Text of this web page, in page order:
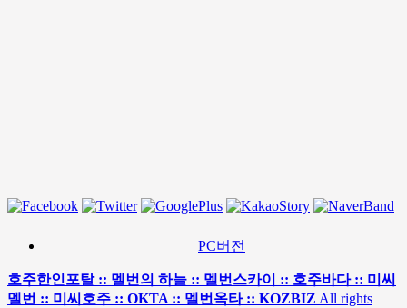
PC버전
호주한인포탈 :: 멜번의 하늘 :: 멜번스카이 :: 호주바다 :: 미씨
멜번 :: 미씨호주 :: OKTA :: 멜번옥타 :: KOZBIZ All rights